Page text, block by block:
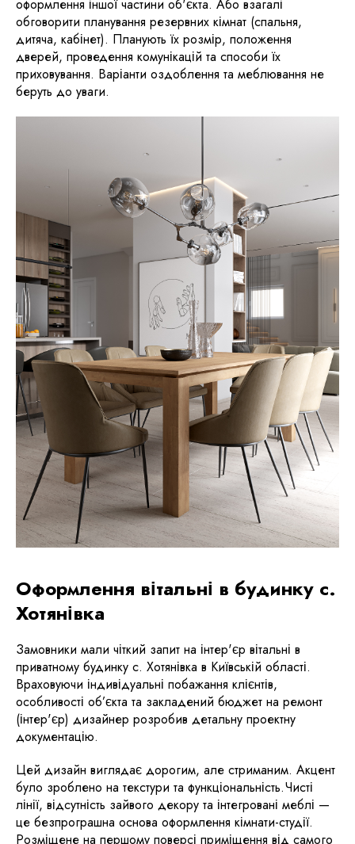
оформлення іншої частини об'єкта. Або взагалі
обговорити планування резервних кімнат (спальня,
дитяча, кабінет). Планують їх розмір, положення
дверей, проведення комунікацій та способи їх
приховування. Варіанти оздоблення та меблювання не
беруть до уваги.
Оформлення вітальні в будинку с.
Хотянівка
Замовники мали чіткий запит на інтер'єр вітальні в
приватному будинку с. Хотянівка в Київській області.
Враховуючи індивідуальні побажання клієнтів,
особливості об’єкта та закладений бюджет на ремонт
(інтер'єр) дизайнер розробив детальну проектну
документацію.
Цей дизайн виглядає дорогим, але стриманим. Акцент
було зроблено на текстури та функціональність.Чисті
лінії, відсутність зайвого декору та інтегровані меблі —
це безпрограшна основа оформлення кімнати-студії.
Розміщене на першому поверсі приміщення від самого